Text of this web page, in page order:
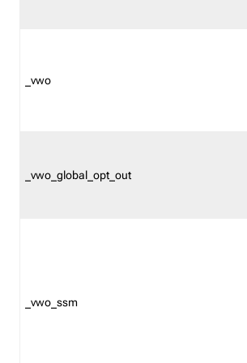
_vwo
_vwo_global_opt_out
_vwo_ssm